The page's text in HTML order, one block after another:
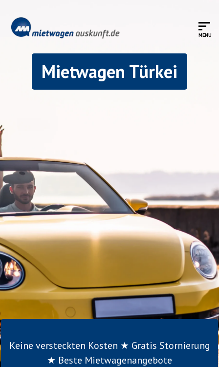
Mietwagen Türkei
Keine versteckten Kosten ★ Gratis Stornierung
★ Beste Mietwagenangebote